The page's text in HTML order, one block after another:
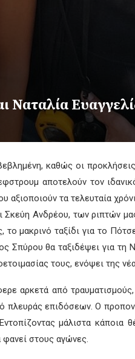
Ναταλία
καθώς οι
αποτελούν τον
αξιοποιούν τα τελευταία
Σκεύη Ανδρέου, των ριπτών
μακρινό ταξίδι για το
θα ταξιδέψει για τη
τους, ενόψει της
αρκετά από
πλευράς επιδόσεων. Ο
μάλιστα κάποια
στους αγώνες.